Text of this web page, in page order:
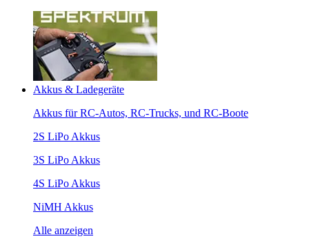
Akkus & Ladegeräte
Akkus für RC-Autos, RC-Trucks, und RC-Boote
2S LiPo Akkus
3S LiPo Akkus
4S LiPo Akkus
NiMH Akkus
Alle anzeigen